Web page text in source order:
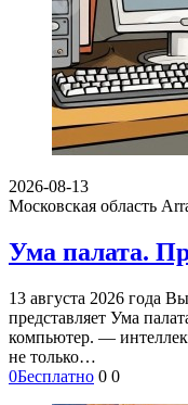
2026-08-13
Московская область
Ума палата.
13 августа 2026 года
представляет Ума
компьютер. —
не только…
0Бесплатно 0 0